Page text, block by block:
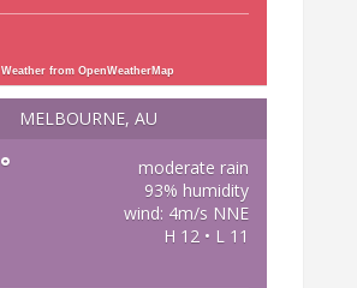
Weather from OpenWeatherMap
MELBOURNE, AU
°
moderate rain
93% humidity
wind: 4m/s NNE
H 12 • L 11